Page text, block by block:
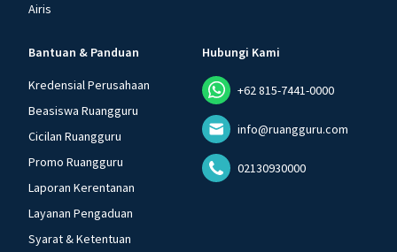
Airis
Bantuan & Panduan
Kredensial Perusahaan
Beasiswa Ruangguru
Cicilan Ruangguru
Promo Ruangguru
Laporan Kerentanan
Layanan Pengaduan
Syarat & Ketentuan
Hubungi Kami
+62 815-7441-0000
info@ruangguru.com
02130930000